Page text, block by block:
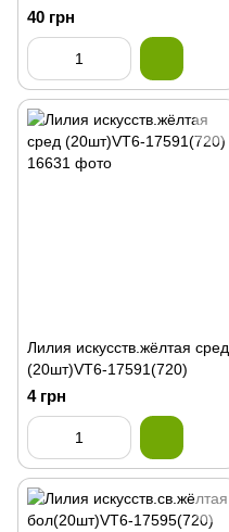
40 грн
Лилия искусств.жёлтая сред
(20шт)VT6-17591(720)
4 грн